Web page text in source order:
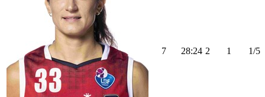
7 28:24 2 1 1/5